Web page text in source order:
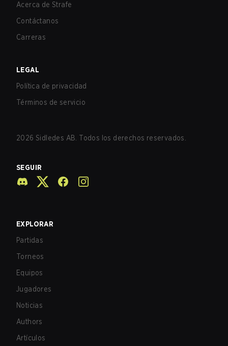
Acerca de Strafe
Contáctanos
Carreras
LEGAL
Política de privacidad
Términos de servicio
2026 Sidledes AB. Todos los derechos reservados.
SEGUIR
EXPLORAR
Partidas
Torneos
Equipos
Jugadores
Noticias
Authors
Artículos